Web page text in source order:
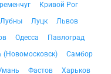
Кривой Рог
Лубны Луцк
Львов
Одесса
Павлоград
(Новомосковск)
Самбор
Фастов
Харьков